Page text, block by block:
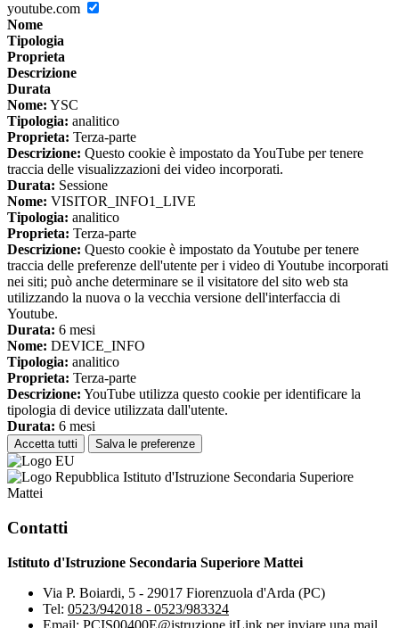
youtube.com
Nome
Tipologia
Proprieta
Descrizione
Durata
Nome: YSC
Tipologia: analitico
Proprieta: Terza-parte
Descrizione: Questo cookie è impostato da YouTube per tenere
traccia delle visualizzazioni dei video incorporati.
Durata: Sessione
Nome: VISITOR_INFO1_LIVE
Tipologia: analitico
Proprieta: Terza-parte
Descrizione: Questo cookie è impostato da Youtube per tenere
traccia delle preferenze dell'utente per i video di Youtube incorporati
nei siti; può anche determinare se il visitatore del sito web sta
utilizzando la nuova o la vecchia versione dell'interfaccia di
Youtube.
Durata: 6 mesi
Nome: DEVICE_INFO
Tipologia: analitico
Proprieta: Terza-parte
Descrizione: YouTube utilizza questo cookie per identificare la
tipologia di device utilizzata dall'utente.
Durata: 6 mesi
Accetta tutti Salva le preferenze
Istituto d'Istruzione Secondaria Superiore
Mattei
Contatti
Istituto d'Istruzione Secondaria Superiore Mattei
Via P. Boiardi, 5 - 29017 Fiorenzuola d'Arda (PC)
Tel: 0523/942018 - 0523/983324
Email: PCIS00400E@istruzione.itLink per inviare una mail